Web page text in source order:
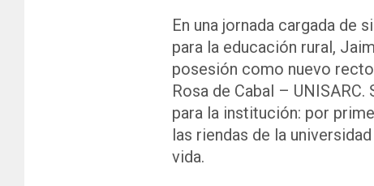
En una jornada cargada de
para la educación rural,
posesión como nuevo
Rosa de Cabal –
para la institución: por
las riendas de la
vida.